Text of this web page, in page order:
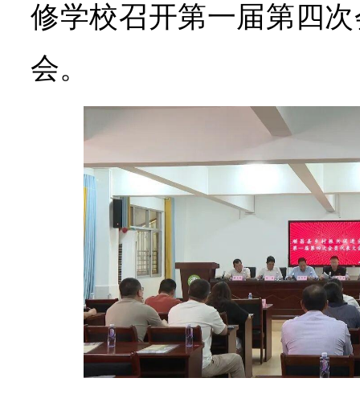
修学校召开第一届第四
会。